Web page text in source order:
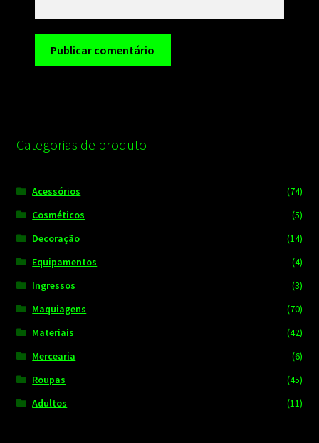
Categorias de produto
Acessórios
(74)
Cosméticos
(5)
Decoração
(14)
Equipamentos
(4)
Ingressos
(3)
Maquiagens
(70)
Materiais
(42)
Mercearia
(6)
Roupas
(45)
Adultos
(11)